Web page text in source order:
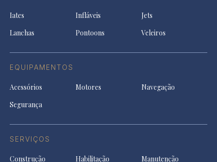
Iates Infláveis
Jets
Lanchas
Pontoons Veleiros
EQUIPAMENTOS
Acessórios Motores
Navegação
Segurança
SERVIÇOS
Construção Habilitação
Manutenção